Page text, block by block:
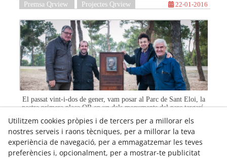
Premsa Qrview Projectes Qrview 22-01-2016
El passat vint-i-dos de gener, vam posar al Parc de Sant Eloi, la
nostra primera placa QR en un dels monuments del parc targarí.
fru...
Llegir Més...
Utilitzem cookies pròpies i de tercers per a millorar els
nostres serveis i raons tècniques, per a millorar la teva
experiència de navegació, per a emmagatzemar les teves
preferències i, opcionalment, per a mostrar-te publicitat